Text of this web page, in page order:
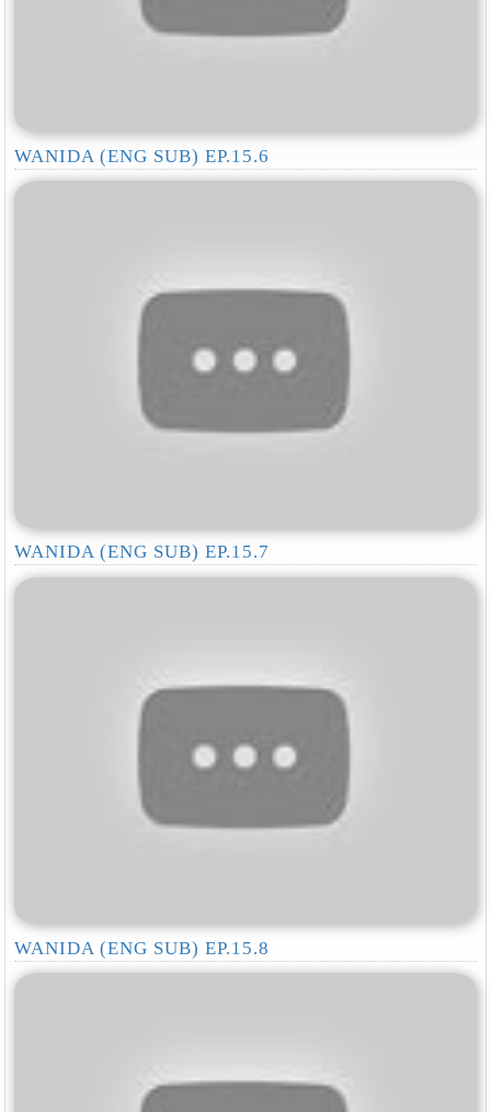
WANIDA (ENG SUB) EP.15.6
WANIDA (ENG SUB) EP.15.7
WANIDA (ENG SUB) EP.15.8